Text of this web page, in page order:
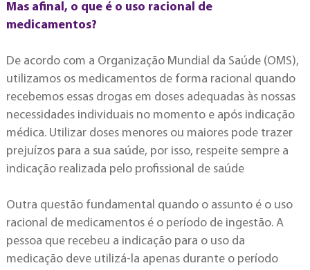
Mas afinal, o que é o uso racional de
medicamentos?
De acordo com a Organização Mundial da Saúde (OMS),
utilizamos os medicamentos de forma racional quando
recebemos essas drogas em doses adequadas às nossas
necessidades individuais no momento e após indicação
médica. Utilizar doses menores ou maiores pode trazer
prejuízos para a sua saúde, por isso, respeite sempre a
indicação realizada pelo profissional de saúde
Outra questão fundamental quando o assunto é o uso
racional de medicamentos é o período de ingestão. A
pessoa que recebeu a indicação para o uso da
medicação deve utilizá-la apenas durante o período